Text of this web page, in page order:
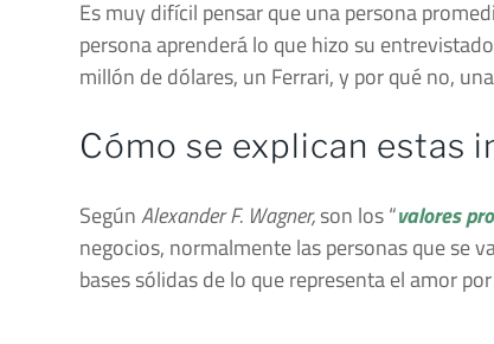
Es muy difícil pensar que una persona
persona aprenderá lo que hizo su
millón de dólares, un Ferrari, y por qué no,
Cómo se explican estas
SegúnAlexander F. Wagner,son los “valores
negocios, normalmente las personas que se
bases sólidas de lo que representa el amor